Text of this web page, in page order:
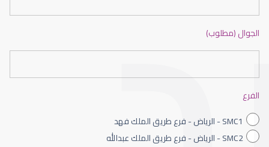
ضعف نظر الاطفال
الجوال (مطلوب)
الفرع
SMC1 - الرياض - فرع طريق الملك فهد
SMC2 - الرياض - فرع طريق الملك عبدالله